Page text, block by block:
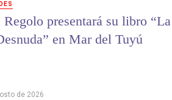
presentará su libro “La
en Mar del Tuyú
de 2026